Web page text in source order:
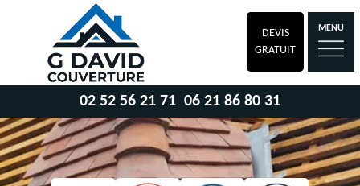
DEVIS
GRATUIT
MENU
02 52 56 21 71 06 21 86 80 31